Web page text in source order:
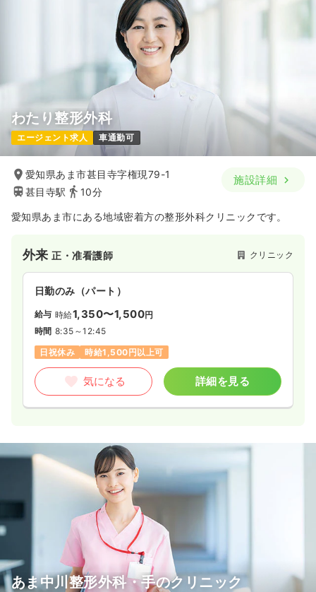
わたり整形外科
エージェント求人 車通勤可
愛知県あま市甚目寺字権現79-1
甚目寺駅
10分
施設詳細
愛知県あま市にある地域密着方の整形外科クリニックです。
外来正・准看護師 クリニック
日勤のみ（パート）
給与 時給1,350〜1,500円
時間 8:35～12:45
日祝休み
時給1,500円以上可
気になる 詳細を見る
あま中川整形外科・手のクリニック